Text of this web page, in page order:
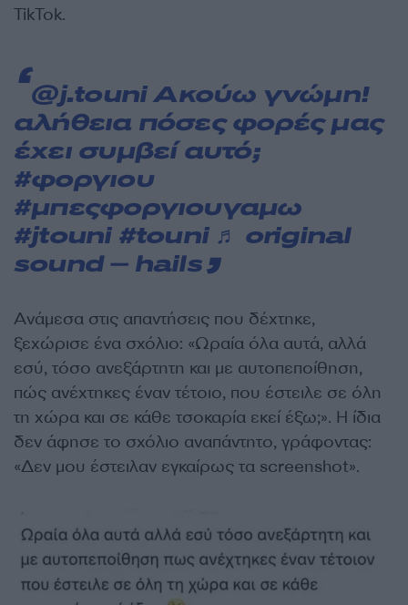
TikTok.
@j.touniΑκούω γνώμη!
αλήθεια πόσες φορές μας
έχει συμβεί αυτό;
#φοργιου
#μπεςφοργιουγαμω
#jtouni #touni ♬ original
sound – hails
Ανάμεσα στις απαντήσεις που δέχτηκε,
ξεχώρισε ένα σχόλιο: «Ωραία όλα αυτά, αλλά
εσύ, τόσο ανεξάρτητη και με αυτοπεποίθηση,
πώς ανέχτηκες έναν τέτοιο, που έστειλε σε όλη
τη χώρα και σε κάθε τσοκαρία εκεί έξω;». Η ίδια
δεν άφησε το σχόλιο αναπάντητο, γράφοντας:
«Δεν μου έστειλαν εγκαίρως τα screenshot».